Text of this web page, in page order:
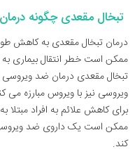
تبخال مقعدی چگونه
درمان تبخال مقعدی به کاهش
ممکن است خطر انتقال بیماری
ویروسی نیز با ویروس مبارزه می
برای کاهش علائم به افراد
ممکن است یک داروی ضد
کند.